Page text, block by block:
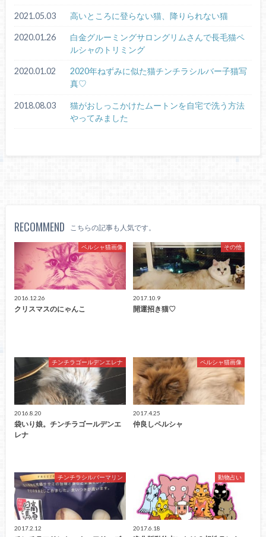
2021.05.03 高いところに登らない猫、降りられない猫
2020.01.26
白金グルーミングサロングリムさんで長毛猫ペ
ルシャのトリミング
2020.01.02
2020年ねずみに似た猫チンチラシルバー子猫写
真♡
2018.08.03
猫がおしっこかけたムートンを自宅で洗う方法
やってみました
RECOMMEND こちらの記事も人気です。
ペルシャ猫画像
2016.12.26
クリスマスのにゃんこ
その他
2017.10.9
開運招き猫♡
チンチラゴールデンエレナ
2016.8.20
袋いり娘。チンチラゴールデンエ
レナ
ペルシャ猫画像
2017.4.25
仲良しペルシャ
チンチラシルバーマリン
2017.2.12
動物占い
2017.6.18